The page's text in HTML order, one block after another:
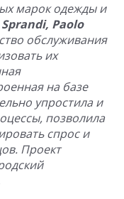
марок одежды и
Paolo
обслуживания
их
на базе
упростила и
позволила
спрос и
Проект